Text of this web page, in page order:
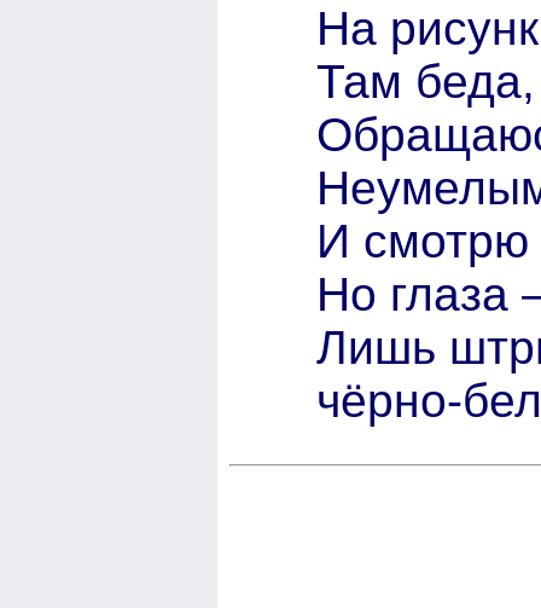
На
Там
И
Но глаза
Лишь
чёрно-